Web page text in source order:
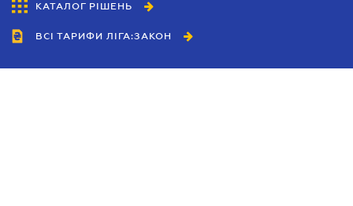
КАТАЛОГ РІШЕНЬ
ВСІ ТАРИФИ ЛІГА:ЗАКОН